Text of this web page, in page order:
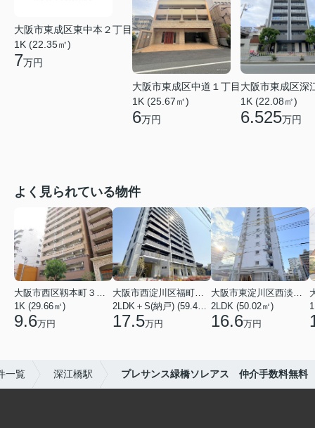
大阪市東成区東中本２丁目
1K (22.35㎡)
7万円
大阪市東成区中道１丁目
1K (25.67㎡)
6万円
大阪市東成区深
1K (22.08㎡)
6.525万円
よく見られている物件
1K (29.66㎡)
9.6万円 17.5万円
2LDK (50.02㎡)
16.6万円
一覧 深江橋駅 プレサンス緑橋ソレアス 仲介手数料無料